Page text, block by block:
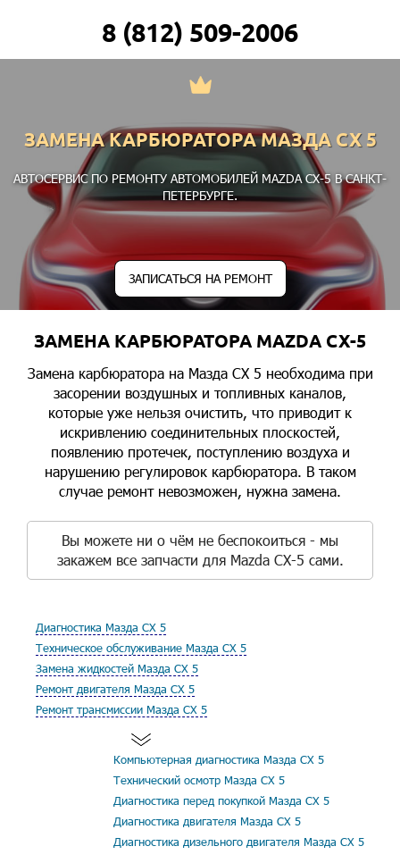
8 (812) 509-2006
ЗАМЕНА КАРБЮРАТОРА МАЗДА СХ 5
АВТОСЕРВИС ПО РЕМОНТУ АВТОМОБИЛЕЙ MAZDA CX-5 В САНКТ-
ПЕТЕРБУРГЕ.
ЗАПИСАТЬСЯ НА РЕМОНТ
ЗАМЕНА КАРБЮРАТОРА MAZDA CX-5
Замена карбюратора на Мазда СХ 5 необходима при
засорении воздушных и топливных каналов,
которые уже нельзя очистить, что приводит к
искривлению соединительных плоскостей,
появлению протечек, поступлению воздуха и
нарушению регулировок карбюратора. В таком
случае ремонт невозможен, нужна замена.
Вы можете ни о чём не беспокоиться - мы
закажем все запчасти для Mazda CX-5 сами.
Диагностика Мазда СХ 5
Техническое обслуживание Мазда СХ 5
Замена жидкостей Мазда СХ 5
Ремонт двигателя Мазда СХ 5
Ремонт трансмиссии Мазда СХ 5
Компьютерная диагностика Мазда СХ 5
Технический осмотр Мазда СХ 5
Диагностика перед покупкой Мазда СХ 5
Диагностика двигателя Мазда СХ 5
Диагностика дизельного двигателя Мазда СХ 5